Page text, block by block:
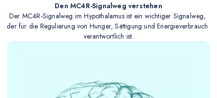
Den MC4R-Signalweg verstehen
Der MC4R-Signalweg im Hypothalamus ist ein wichtiger Signalweg,
der für die Regulierung von Hunger, Sättigung und Energieverbrauch
verantwortlich ist.